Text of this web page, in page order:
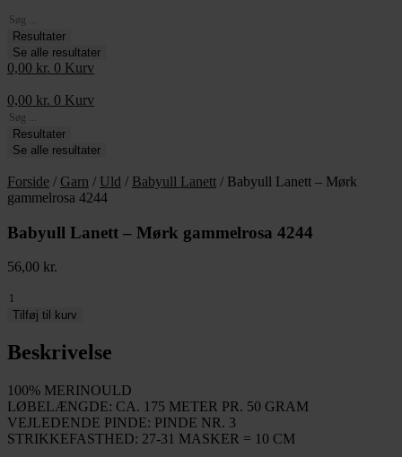
Search
...Resultater
Se alle resultater
0,00 kr. 0 Kurv
0,00 kr. 0 Kurv
Search
...Resultater
Se alle resultater
Forside / Garn / Uld / Babyull Lanett / Babyull Lanett – Mørk
gammelrosa 4244
Babyull Lanett – Mørk gammelrosa 4244
56,00 kr.
Babyull
Lanett
Mørk
gammelrosa
antal
Tilføj til kurv
Beskrivelse
100% MERINOULD
LØBELÆNGDE: CA. 175 METER PR. 50 GRAM
VEJLEDENDE PINDE: PINDE NR. 3
STRIKKEFASTHED: 27-31 MASKER = 10 CM